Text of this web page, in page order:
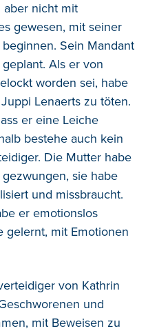
aber nicht mit
gewesen, mit seiner
Sein Mandant
Als er von
worden sei, habe
Lenaerts zu töten.
er eine Leiche
bestehe auch kein
Die Mutter habe
sie habe
und missbraucht.
er emotionslos
gelernt, mit Emotionen
von Kathrin
und
mit Beweisen zu